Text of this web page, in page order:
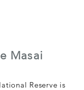
Masai
Reserve is